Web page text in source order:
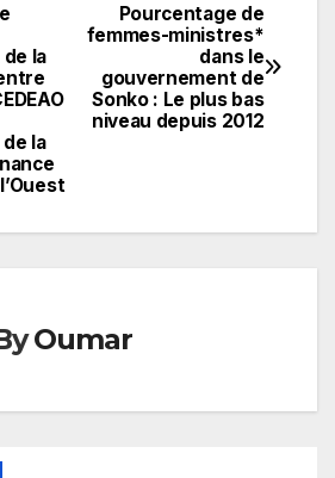
Pourcentage de
femmes-ministres*
dans le
gouvernement de
Sonko : Le plus bas
niveau depuis 2012
la
la
Oumar